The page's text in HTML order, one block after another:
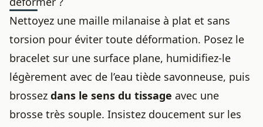
Nettoyez une maille milanaise à plat et sans
torsion pour éviter toute déformation. Posez le
bracelet sur une surface plane, humidifiez-le
légèrement avec de l’eau tiède savonneuse, puis
brossez dans le sens du tissage avec une
brosse très souple. Insistez doucement sur les